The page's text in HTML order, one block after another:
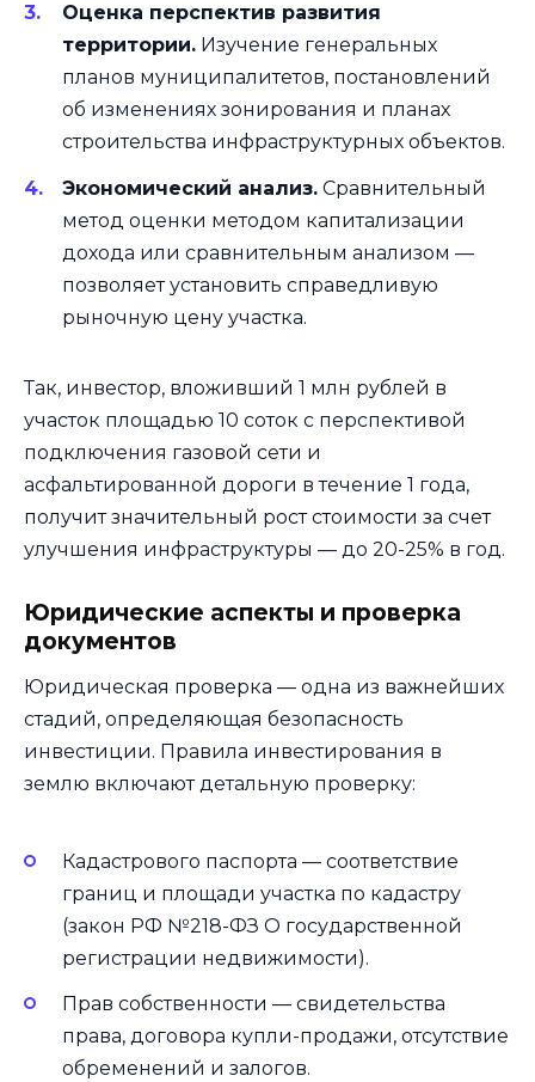
Оценка перспектив развития
территории. Изучение генеральных
планов муниципалитетов, постановлений
об изменениях зонирования и планах
строительства инфраструктурных объектов.
Экономический анализ. Сравнительный
метод оценки методом капитализации
дохода или сравнительным анализом —
позволяет установить справедливую
рыночную цену участка.
Так, инвестор, вложивший 1 млн рублей в
участок площадью 10 соток с перспективой
подключения газовой сети и
асфальтированной дороги в течение 1 года,
получит значительный рост стоимости за счет
улучшения инфраструктуры — до 20-25% в год.
Юридические аспекты и проверка
документов
Юридическая проверка — одна из важнейших
стадий, определяющая безопасность
инвестиции. Правила инвестирования в
землю включают детальную проверку:
Кадастрового паспорта — соответствие
границ и площади участка по кадастру
(закон РФ №218-ФЗ О государственной
регистрации недвижимости).
Прав собственности — свидетельства
права, договора купли-продажи, отсутствие
обременений и залогов.